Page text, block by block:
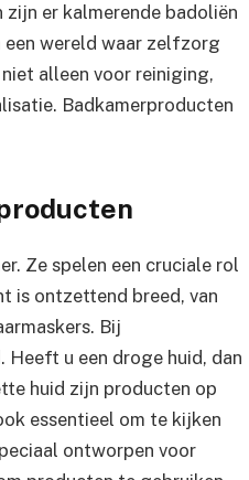
zijn er kalmerende badoliën
een wereld waar zelfzorg
alleen voor reiniging,
Badkamerproducten
Ze spelen een cruciale rol
is ontzettend breed, van
Bij
u een droge huid, dan
huid zijn producten op
essentieel om te kijken
ontworpen voor